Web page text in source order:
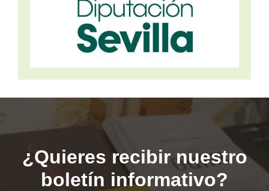
¿Quieres recibir nuestro
boletín informativo?